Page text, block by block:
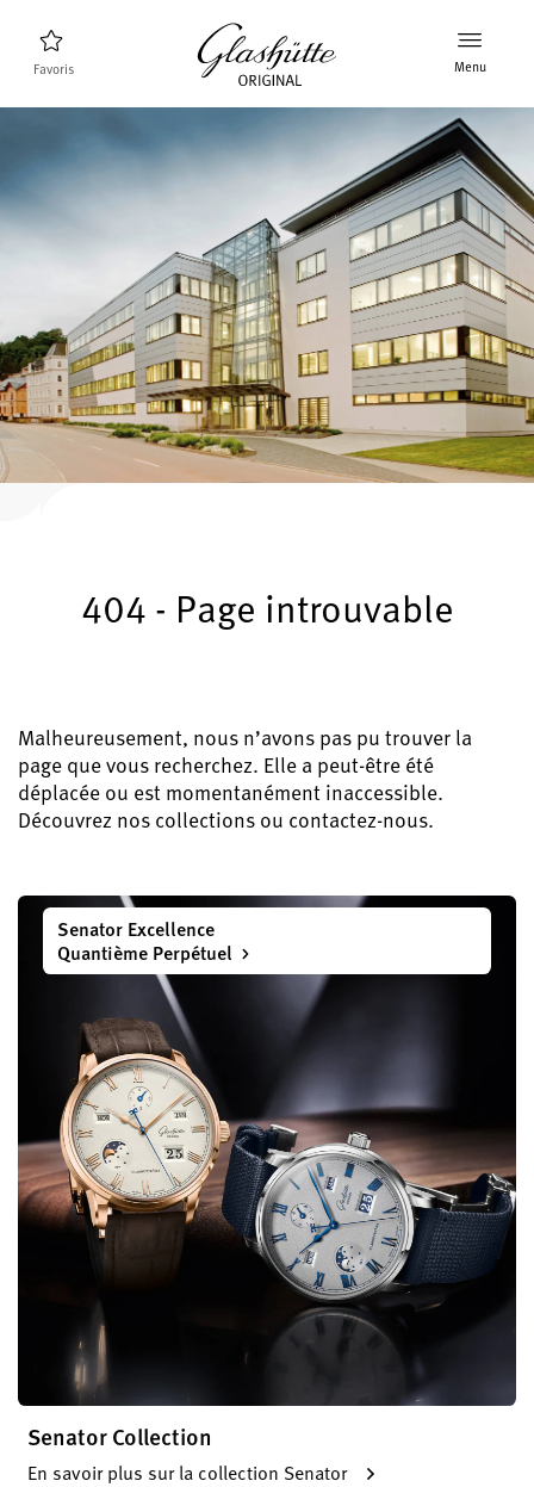
Favoris Menu
Trouveur de montres Nouveaux produits
Découvrez la collection
La marque Glashütte Original
En savoir plus sur la manufacture
Distributeurs agrées
Boutiques et Distributeurs
Service
Garantie, Révisions et Restauration
404 - Page introuvable
Malheureusement, nous n’avons pas pu trouver la
page que vous recherchez. Elle a peut-être été
déplacée ou est momentanément inaccessible.
Découvrez nos collections ou contactez-nous.
Senator Excellence
Quantième Perpétuel
Senator Collection
En savoir plus sur la collection Senator